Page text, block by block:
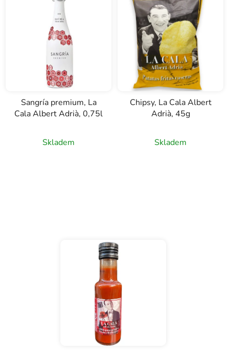
Sangría premium, La
Cala Albert Adrià, 0,75l
Skladem
Chipsy, La Cala Albert
Adrià, 45g
Skladem